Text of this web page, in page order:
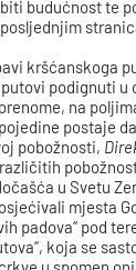
budućnost te
kršćanskoga
podignuti u
na
postaje
pobožnosti,
u Svetu
mjesta
padova“ pod
koja se